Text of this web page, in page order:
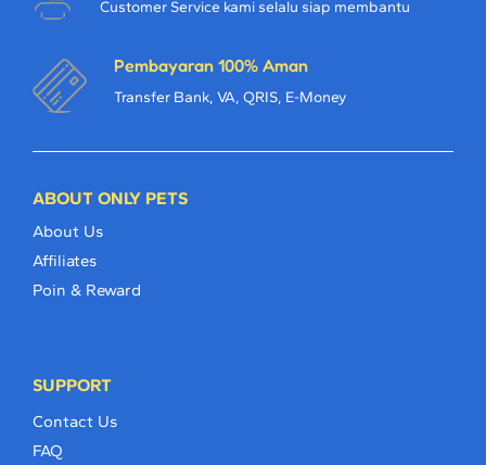
Customer Service kami selalu siap membantu
Pembayaran 100% Aman
Transfer Bank, VA, QRIS, E-Money
ABOUT ONLY PETS
About Us
Affiliates
Poin & Reward
SUPPORT
Contact Us
FAQ